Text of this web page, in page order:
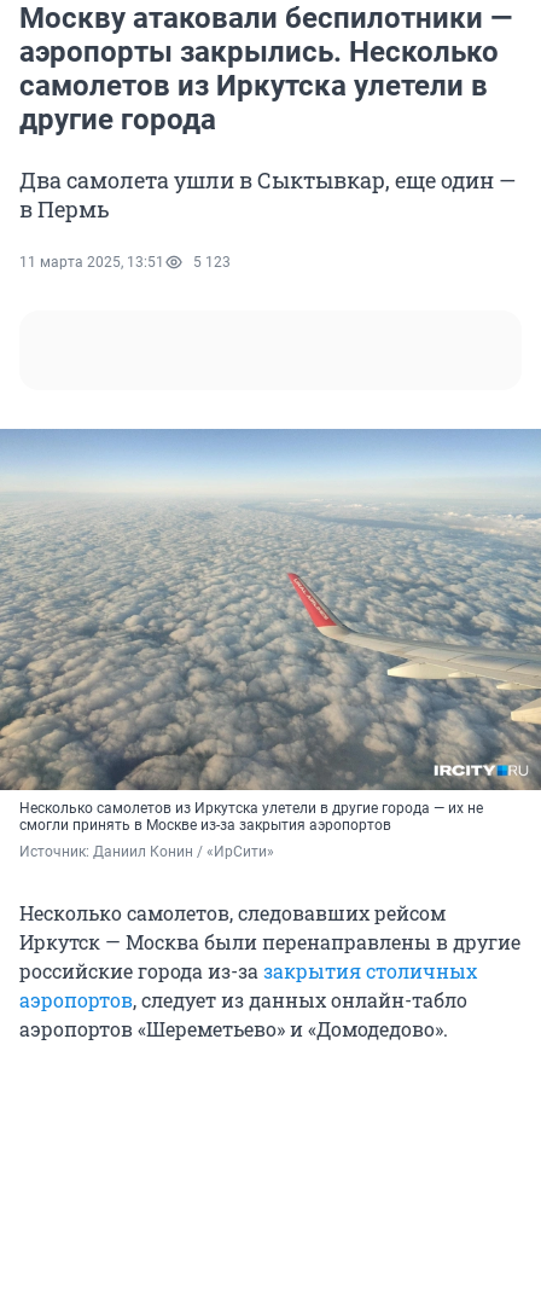
Москву атаковали беспилотники —
аэропорты закрылись. Несколько
самолетов из Иркутска улетели в
другие города
Два самолета ушли в Сыктывкар, еще один —
в Пермь
11 марта 2025, 13:51 5 123
Несколько самолетов из Иркутска улетели в другие города — их не
смогли принять в Москве из-за закрытия аэропортов
Источник: Даниил Конин / «ИрСити»
Несколько самолетов, следовавших рейсом
Иркутск — Москва были перенаправлены в другие
российские города из-зазакрытия столичных
аэропортов, следует из данных онлайн-табло
аэропортов «Шереметьево» и «Домодедово».